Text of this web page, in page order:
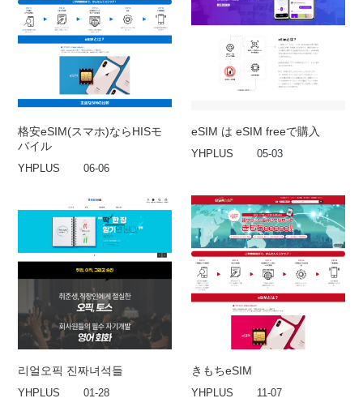
格安eSIM(スマホ)ならHISモ
バイル
YHPLUS 06-06
eSIM は eSIM freeで購入
YHPLUS 05-03
리얼오픽 진짜녀석들
YHPLUS 01-28
きもちeSIM
YHPLUS 11-07